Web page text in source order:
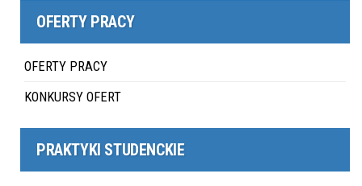
OFERTY PRACY
OFERTY PRACY
KONKURSY OFERT
PRAKTYKI STUDENCKIE